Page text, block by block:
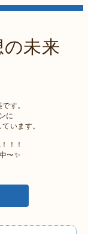
未来
す。
に
います。
！！
〜✨